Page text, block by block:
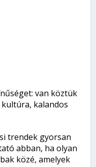
van köztük
kalandos
trendek gyorsan
abban, ha olyan
közé, amelyek